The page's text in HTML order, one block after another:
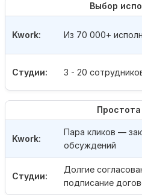
Выбор
Студии: 3 - 20
Kwork: Из 70 000+
Простота
Студии:
Долгие
подписание
Kwork:
Пара кликов —
обсуждений